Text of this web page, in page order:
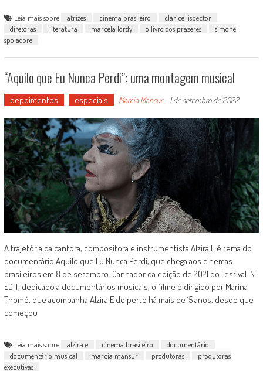
Leia mais sobre atrizes cinema brasileiro
clarice lispector
diretoras
literatura marcela lordy o livro dos prazeres
simone
spoladore
“Aquilo que Eu Nunca Perdi”: uma montagem musical
depoimentos especiais Marcia Mansur- 1 de setembro de 2022
A trajetória da cantora, compositora e instrumentista Alzira E é tema do
documentário Aquilo que Eu Nunca Perdi, que chega aos cinemas
brasileiros em 8 de setembro. Ganhador da edição de 2021 do Festival IN-
EDIT, dedicado a documentários musicais, o filme é dirigido por Marina
Thomé, que acompanha Alzira E de perto há mais de 15 anos, desde que
começou
Leia mais sobre alzira e cinema brasileiro
documentário
documentário musical
marcia mansur produtoras
produtoras
executivas